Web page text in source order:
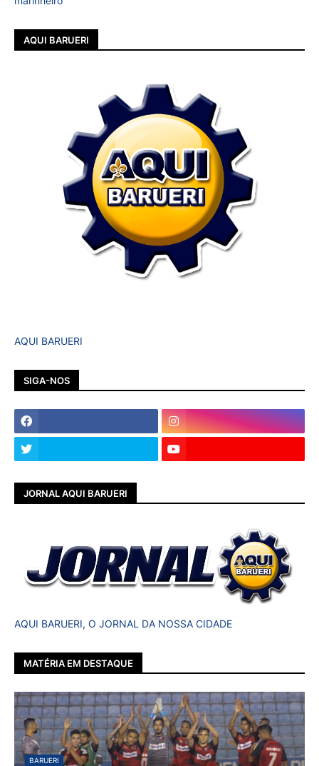
AQUI BARUERI
AQUI BARUERI
SIGA-NOS
JORNAL AQUI BARUERI
AQUI BARUERI, O JORNAL DA NOSSA CIDADE
MATÉRIA EM DESTAQUE
BARUERI